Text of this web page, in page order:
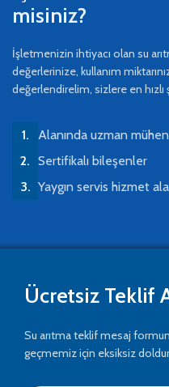
misiniz?
İşletmenizin ihtiyacı olan su
değerlerinize, kullanım
değerlendirelim, sizlere en hızlı
Alanında uzman
Sertifikalı bileşenler
Yaygın servis hizmet
Ücretsiz Teklif
Su arıtma teklif mesaj
geçmemiz için eksiksiz